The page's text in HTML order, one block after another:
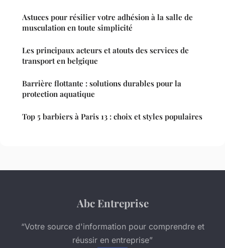
Astuces pour résilier votre adhésion à la salle de
musculation en toute simplicité
Les principaux acteurs et atouts des services de
transport en belgique
Barrière flottante : solutions durables pour la
protection aquatique
Top 5 barbiers à Paris 13 : choix et styles populaires
Abc Entreprise
“Votre source d'information pour comprendre et
réussir en entreprise”